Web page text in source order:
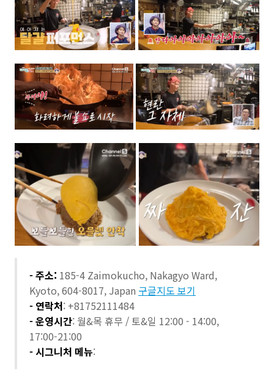
- 주소: 185-4 Zaimokucho, Nakagyo Ward,
Kyoto, 604-8017, Japan 구글지도 보기
- 연락처: +81752111484
- 운영시간: 월&목 휴무 / 토&일 12:00 - 14:00,
17:00-21:00
- 시그니처 메뉴: